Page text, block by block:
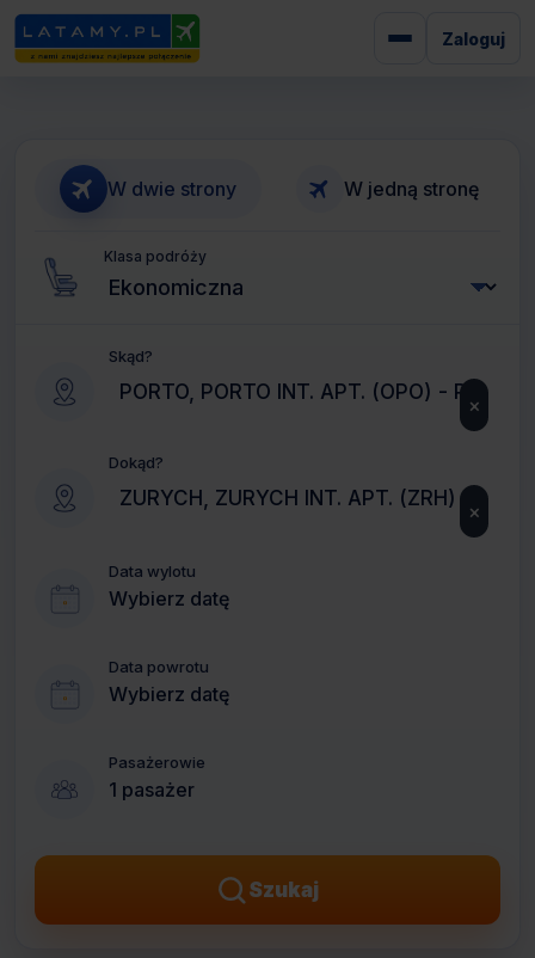
Zaloguj
W dwie strony W jedną stronę
Klasa podróży
Skąd?
×
Dokąd?
×
Data wylotu
Wybierz datę
Data powrotu
Wybierz datę
Pasażerowie
1 pasażer
Szukaj